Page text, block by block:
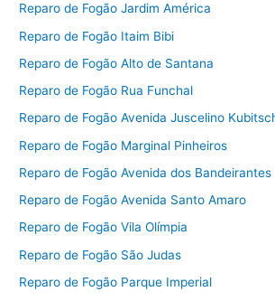
Reparo de Fogão Jardim América
Reparo de Fogão Itaim Bibi
Reparo de Fogão Alto de Santana
Reparo de Fogão Rua Funchal
Reparo de Fogão Avenida Juscelino
Reparo de Fogão Marginal Pinheiros
Reparo de Fogão Avenida dos Bandeirantes
Reparo de Fogão Avenida Santo Amaro
Reparo de Fogão Vila Olímpia
Reparo de Fogão São Judas
Reparo de Fogão Parque Imperial